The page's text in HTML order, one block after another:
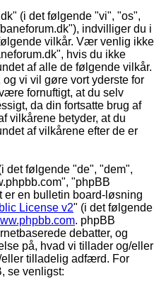
(i det følgende "vi", "os",
indvilliger du i
vilkår. Vær venlig ikke
hvis du ikke
af alle de følgende vilkår.
vi vil gøre vort yderste for
fornuftigt, at du selv
da din fortsatte brug af
vilkårene betyder, at du
af vilkårene efter de er
det følgende "de", "dem",
"phpBB
er en bulletin board-løsning
License v2" (i det følgende
. phpBB
debatter, og
på, hvad vi tillader og/eller
tilladelig adfærd. For
se venligst: